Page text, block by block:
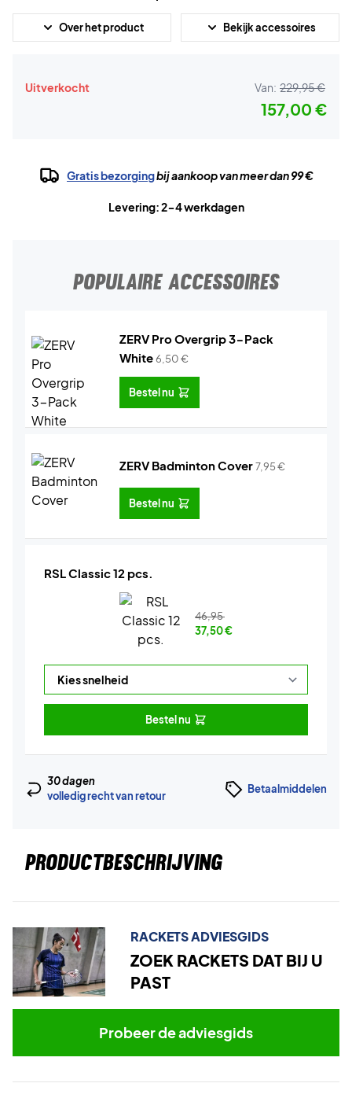
Over het product Bekijk accessoires
Uitverkocht Van: 229,95 €
157,00 €
Gratis bezorgingbij aankoop van meer dan 99 €
Levering: 2-4 werkdagen
POPULAIRE ACCESSOIRES
ZERV Pro Overgrip 3-Pack
White6,50€
Bestel nu
ZERV Badminton Cover7,95€
Bestel nu
RSL Classic 12 pcs.
46,95
37,50€
Bestel nu
30 dagen
volledig recht van retour
Betaalmiddelen
PRODUCTBESCHRIJVING
RACKETS ADVIESGIDS
ZOEK RACKETS DAT BIJ U
PAST
Probeer de adviesgids